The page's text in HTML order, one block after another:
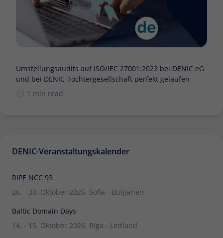
Umstellungsaudits auf ISO/IEC 27001:2022 bei DENIC eG
und bei DENIC-Tochtergesellschaft perfekt gelaufen
1 min read
DENIC-Veranstaltungskalender
RIPE NCC 93
26. - 30. Oktober 2026, Sofia - Bulgarien
Baltic Domain Days
14. - 15. Oktober 2026, Riga - Lettland